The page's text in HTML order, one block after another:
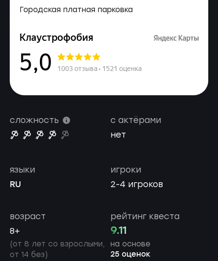
Городская платная парковка
сложность
с актёрами
нет
игроки
2-4 игроков
языки
RU
возраст
8+
(от 8 лет со взрослыми,
от 14 без)
рейтинг квеста
9.11
на основе
25 оценок